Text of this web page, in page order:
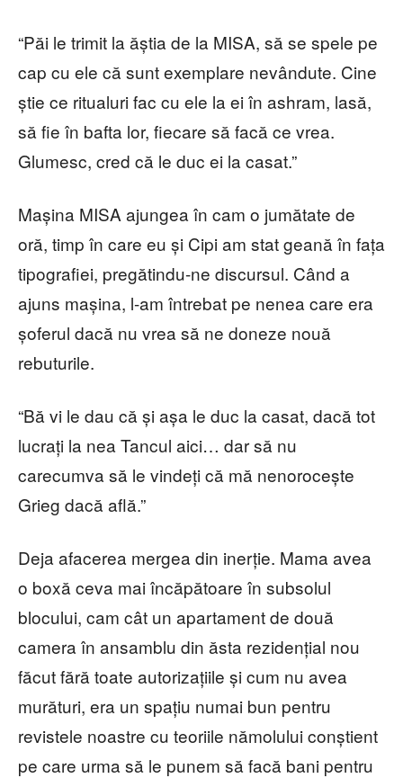
“Păi le trimit la ăștia de la MISA, să se spele pe
cap cu ele că sunt exemplare nevândute. Cine
știe ce ritualuri fac cu ele la ei în ashram, lasă,
să fie în bafta lor, fiecare să facă ce vrea.
Glumesc, cred că le duc ei la casat.”
Mașina MISA ajungea în cam o jumătate de
oră, timp în care eu și Cipi am stat geană în fața
tipografiei, pregătindu-ne discursul. Când a
ajuns mașina, l-am întrebat pe nenea care era
șoferul dacă nu vrea să ne doneze nouă
rebuturile.
“Bă vi le dau că și așa le duc la casat, dacă tot
lucrați la nea Tancul aici… dar să nu
carecumva să le vindeți că mă nenorocește
Grieg dacă află.”
Deja afacerea mergea din inerție. Mama avea
o boxă ceva mai încăpătoare în subsolul
blocului, cam cât un apartament de două
camera în ansamblu din ăsta rezidențial nou
făcut fără toate autorizațiile și cum nu avea
murături, era un spațiu numai bun pentru
revistele noastre cu teoriile nămolului conștient
pe care urma să le punem să facă bani pentru